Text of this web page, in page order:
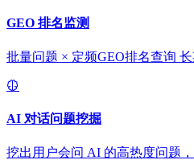
GEO 排名监测
批量问题 × 定频GEO排名查询
AI 对话问题挖掘
挖出用户会问 AI 的高热度问题